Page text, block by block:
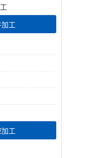
工
工